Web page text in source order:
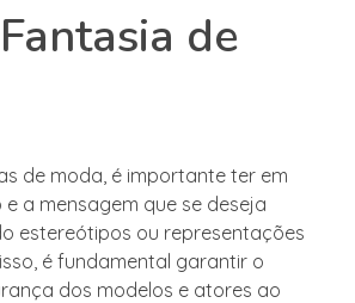
de
de moda, é importante ter em
a mensagem que se deseja
estereótipos ou representações
é fundamental garantir o
dos modelos e atores ao